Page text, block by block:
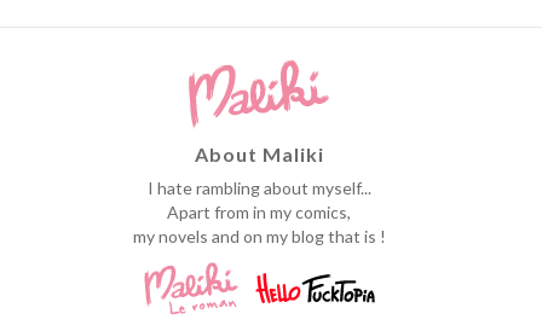
About Maliki
I hate rambling about myself...
Apart from in my comics,
my novels and on my blog that is !